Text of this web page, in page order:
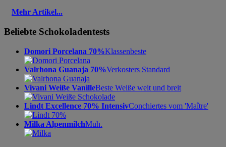
Mehr Artikel...
Beliebte Schokoladentests
Domori Porcelana 70%Klassenbeste
Valrhona Guanaja 70%Verkosters Standard
Vivani Weiße VanilleBeste Weiße weit und breit
Lindt Excellence 70% IntensivConchiertes vom 'Maître'
Milka AlpenmilchMuh.